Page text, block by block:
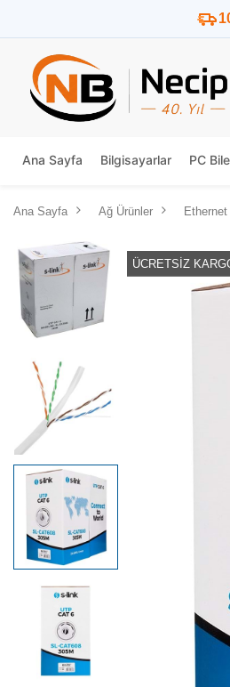
Ana Sayfa Bilgisayarlar PC
Ana Sayfa Ağ Ürünler
ÜCRETSIZ